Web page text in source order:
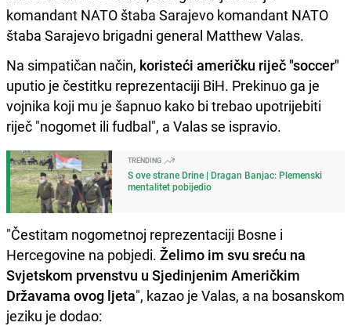
komandant NATO štaba Sarajevo komandant NATO
štaba Sarajevo brigadni general Matthew Valas.
Na simpatičan način, koristeći američku riječ "soccer"
uputio je čestitku reprezentaciji BiH. Prekinuo ga je
vojnika koji mu je šapnuo kako bi trebao upotrijebiti
riječ "nogomet ili fudbal", a Valas se ispravio.
TRENDING
S ove strane Drine | Dragan Banjac: Plemenski
mentalitet pobijedio
"Čestitam nogometnoj reprezentaciji Bosne i
Hercegovine na pobjedi. Želimo im svu sreću na
Svjetskom prvenstvu u Sjedinjenim Američkim
Državama ovog ljeta", kazao je Valas, a na bosanskom
jeziku je dodao: